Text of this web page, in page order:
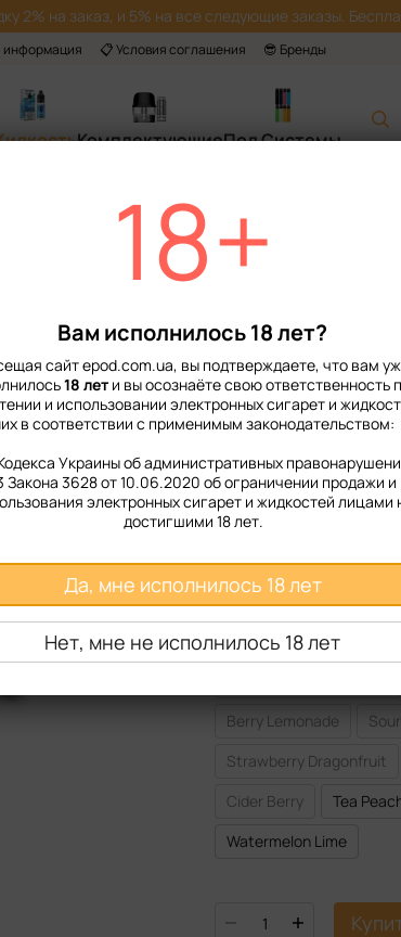
2% на заказ, и 5% на все следующие заказы.
информация 📋 Условия соглашения 😎 Бренды
КомплектующиеПод Системы
Главная
Наборы для приготовления
Набор Жидкости Chaser Lux
Набор
Pink Guava 50
В наличии Артикул: 2022
349 грн
% Войти для
Крепость
Вкус жидкости
Hibiscus Blue Raz
Berry Lemonade
Strawberry Dragonfruit
Cider Berry
Tea
Watermelon Lime
18+
Вам исполнилось 18 лет?
сайт epod.com.ua, вы подтверждаете, что вам
18 лет и вы осознаёте свою ответственность
и использовании электронных сигарет и
в соответствии с применимым законодательством:
Украины об административных
Закона 3628 от 10.06.2020 об ограничении продажи и
электронных сигарет и жидкостей лицами
достигшими 18 лет.
Да, мне исполнилось 18 лет
Нет, мне не исполнилось 18 лет